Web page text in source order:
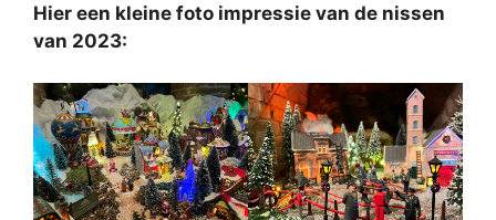
Hier een kleine foto impressie van de nissen
van 2023: